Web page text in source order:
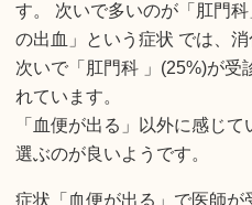
す。 次いで多いのが「肛門
の出血」という症状 では、消
次いで「肛門科 」(25%)が受
れています。
「血便が出る」以外に感じ
選ぶのが良いようです。
症状「血便が出る」で医師